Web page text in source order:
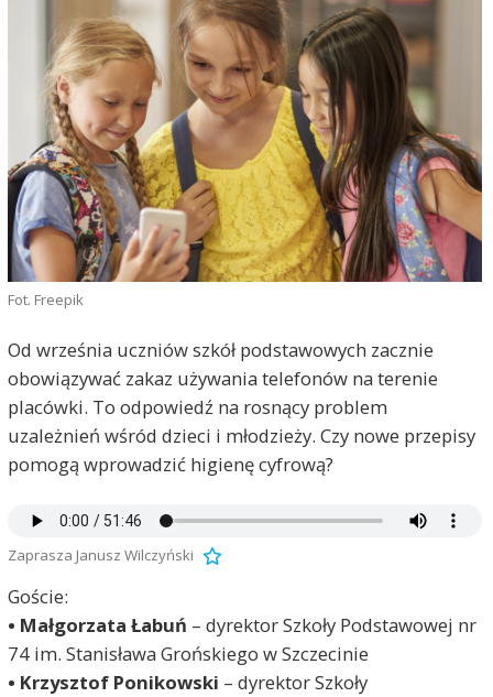
Fot. Freepik
Od września uczniów szkół podstawowych zacznie
obowiązywać zakaz używania telefonów na terenie
placówki. To odpowiedź na rosnący problem
uzależnień wśród dzieci i młodzieży. Czy nowe przepisy
pomogą wprowadzić higienę cyfrową?
Zaprasza Janusz Wilczyński
Goście:
• Małgorzata Łabuń – dyrektor Szkoły Podstawowej nr
74 im. Stanisława Grońskiego w Szczecinie
• Krzysztof Ponikowski – dyrektor Szkoły